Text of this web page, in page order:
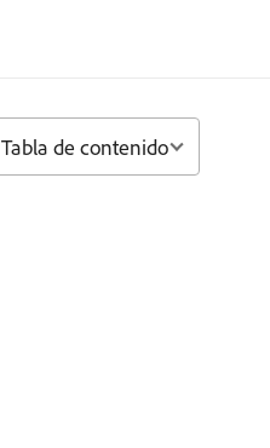
Tabla de contenido